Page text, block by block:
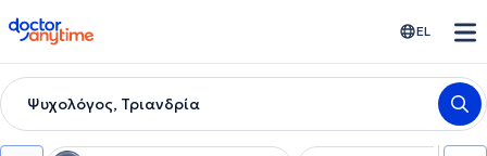
doctoranytime EL
Ψυχολόγος, Τριανδρία